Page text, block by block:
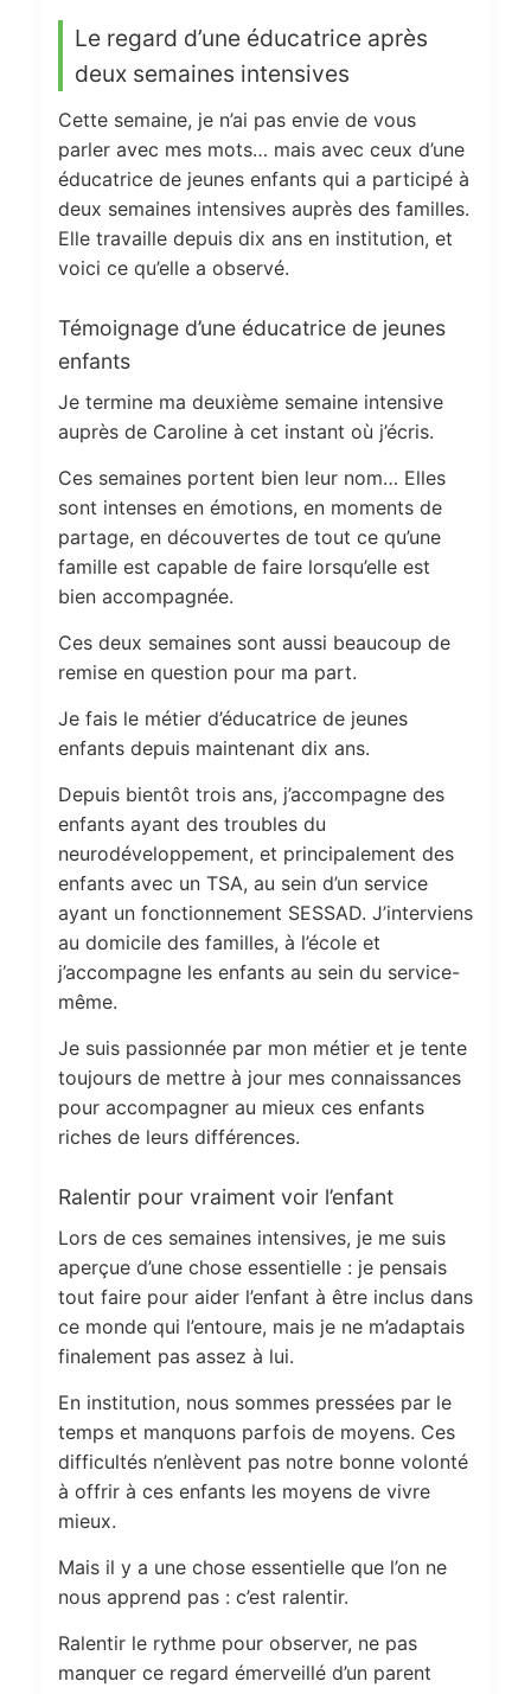
Le regard d’une éducatrice après
deux semaines intensives
Cette semaine, je n’ai pas envie de vous
parler avec mes mots… mais avec ceux d’une
éducatrice de jeunes enfants qui a participé à
deux semaines intensives auprès des familles.
Elle travaille depuis dix ans en institution, et
voici ce qu’elle a observé.
Témoignage d’une éducatrice de jeunes
enfants
Je termine ma deuxième semaine intensive
auprès de Caroline à cet instant où j’écris.
Ces semaines portent bien leur nom… Elles
sont intenses en émotions, en moments de
partage, en découvertes de tout ce qu’une
famille est capable de faire lorsqu’elle est
bien accompagnée.
Ces deux semaines sont aussi beaucoup de
remise en question pour ma part.
Je fais le métier d’éducatrice de jeunes
enfants depuis maintenant dix ans.
Depuis bientôt trois ans, j’accompagne des
enfants ayant des troubles du
neurodéveloppement, et principalement des
enfants avec un TSA, au sein d’un service
ayant un fonctionnement SESSAD. J’interviens
au domicile des familles, à l’école et
j’accompagne les enfants au sein du service-
même.
Je suis passionnée par mon métier et je tente
toujours de mettre à jour mes connaissances
pour accompagner au mieux ces enfants
riches de leurs différences.
Ralentir pour vraiment voir l’enfant
Lors de ces semaines intensives, je me suis
aperçue d’une chose essentielle : je pensais
tout faire pour aider l’enfant à être inclus dans
ce monde qui l’entoure, mais je ne m’adaptais
finalement pas assez à lui.
En institution, nous sommes pressées par le
temps et manquons parfois de moyens. Ces
difficultés n’enlèvent pas notre bonne volonté
à offrir à ces enfants les moyens de vivre
mieux.
Mais il y a une chose essentielle que l’on ne
nous apprend pas : c’est ralentir.
Ralentir le rythme pour observer, ne pas
manquer ce regard émerveillé d’un parent